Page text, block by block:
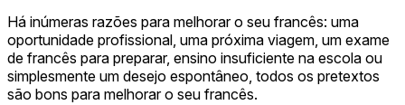
Há inúmeras razões para melhorar o seu francês: uma
oportunidade profissional, uma próxima viagem, um exame
de francês para preparar, ensino insuficiente na escola ou
simplesmente um desejo espontâneo, todos os pretextos
são bons para melhorar o seu francês.